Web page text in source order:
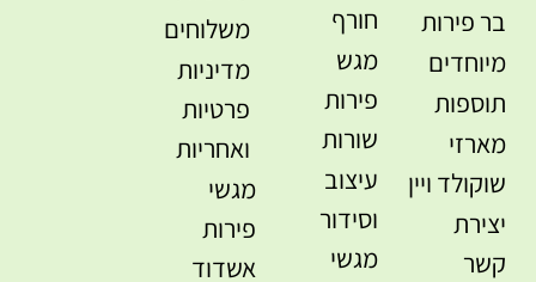
בר פירות
מיוחדים
תוספות
מארזי
שוקולד ויין
יצירת
קשר
חורף
מגש
פירות
שורות
עיצוב
וסידור
מגשי
משלוחים
מדיניות
פרטיות
ואחריות
מגשי
פירות
אשדוד